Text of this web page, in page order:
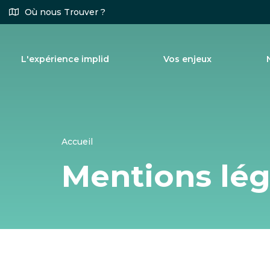
Aller
au
Où nous Trouver ?
L'expérience implid Vos enjeux
Accueil
Mentions